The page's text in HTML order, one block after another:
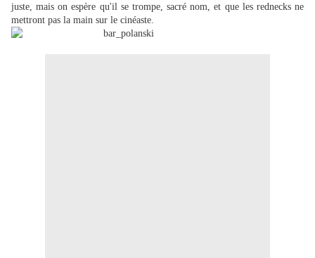
juste, mais on espère qu'il se trompe, sacré nom, et que les rednecks ne
mettront pas la main sur le cinéaste.